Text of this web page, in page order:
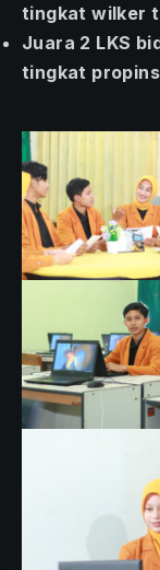
tingkat wilker
Juara 2 LKS
tingkat